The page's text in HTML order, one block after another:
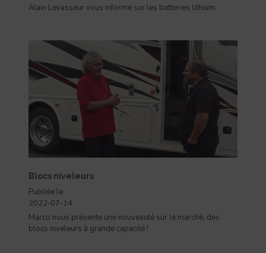
Alain Levasseur vous informe sur les batteries lithium.
Blocs niveleurs
Publiée le
2022-07-14
Marco nous présente une nouveauté sur le marché, des
blocs niveleurs à grande capacité !